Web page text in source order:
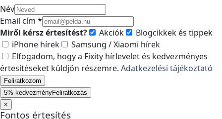
Név
Email cím *
Miről kérsz értesítést?
Akciók
Blogcikkek és tippek
iPhone hírek
Samsung / Xiaomi hírek
Elfogadom, hogy a Fixity hírlevelet és kedvezményes
értesítéseket küldjön részemre. Adatkezelési tájékoztató
Feliratkozom
5% kedvezményFeliratkozás
×
Fontos értesítés